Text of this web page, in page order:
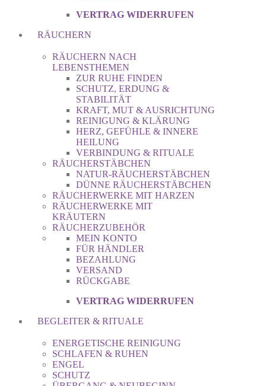
VERTRAG WIDERRUFEN
RÄUCHERN
RÄUCHERN NACH
LEBENSTHEMEN
ZUR RUHE FINDEN
SCHUTZ, ERDUNG &
STABILITÄT
KRAFT, MUT & AUSRICHTUNG
REINIGUNG & KLÄRUNG
HERZ, GEFÜHLE & INNERE
HEILUNG
VERBINDUNG & RITUALE
RÄUCHERSTÄBCHEN
NATUR-RÄUCHERSTÄBCHEN
DÜNNE RÄUCHERSTÄBCHEN
RÄUCHERWERKE MIT HARZEN
RÄUCHERWERKE MIT
KRÄUTERN
RÄUCHERZUBEHÖR
MEIN KONTO
FÜR HÄNDLER
BEZAHLUNG
VERSAND
RÜCKGABE
VERTRAG WIDERRUFEN
BEGLEITER & RITUALE
ENERGETISCHE REINIGUNG
SCHLAFEN & RUHEN
ENGEL
SCHUTZ